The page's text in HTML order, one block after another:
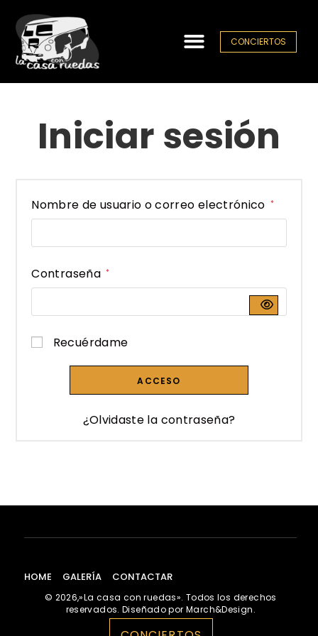
CONCIERTOS
Iniciar sesión
Nombre de usuario o correo electrónico *
Contraseña *
Recuérdame
ACCESO
¿Olvidaste la contraseña?
HOME GALERÍA CONTACTAR
© 2026,»La casa con ruedas». Todos los derechos
reservados. Diseñado por March&Design.